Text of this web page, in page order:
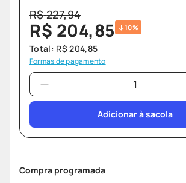
R$227,94
R$ 204,85 10%
Total: R$ 204,85
Formas de pagamento
Adicionar à sacola
Compra programada